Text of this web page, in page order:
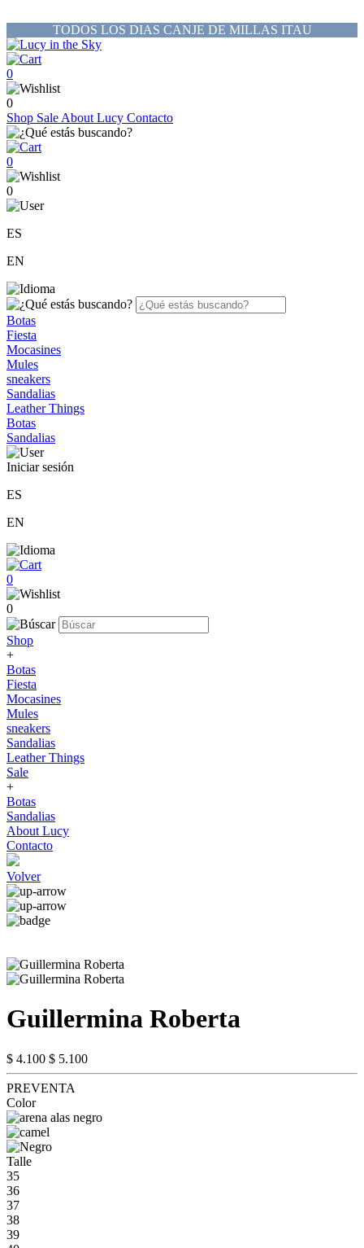
TODOS LOS DIAS CANJE DE MILLAS ITAU
0
0
Shop Sale About Lucy Contacto
0
0
ES
EN
Botas
Fiesta
Mocasines
Mules
sneakers
Sandalias
Leather Things
Botas
Sandalias
Iniciar sesión
ES
EN
0
0
Shop
+
Botas
Fiesta
Mocasines
Mules
sneakers
Sandalias
Leather Things
Sale
+
Botas
Sandalias
About Lucy
Contacto
Volver
Guillermina Roberta
$ 4.100 $ 5.100
PREVENTA
Color
Talle
35
36
37
38
39